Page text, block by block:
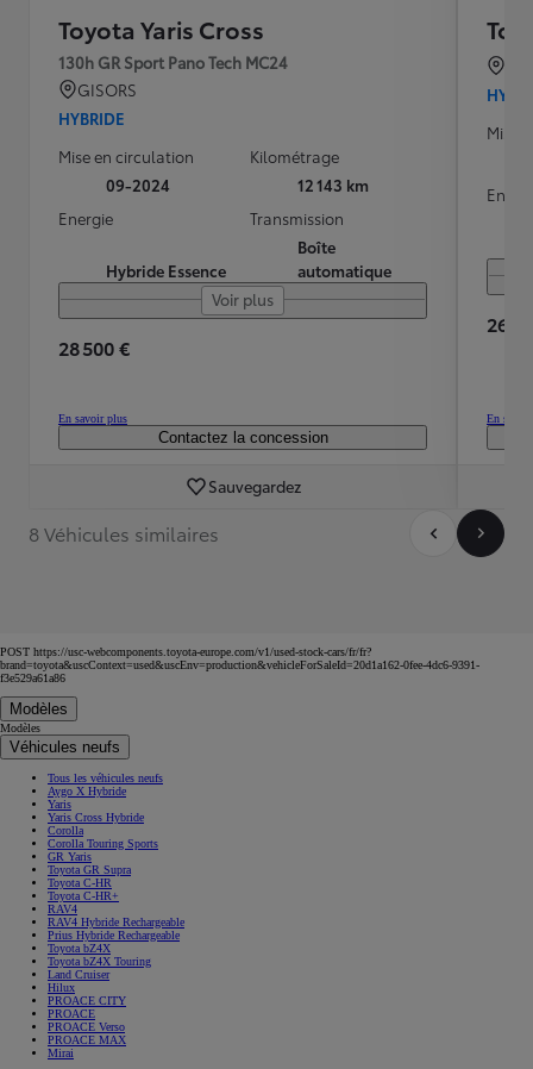
Toyota Yaris Cross
130h GR Sport Pano Tech MC24
GISORS
HYBRIDE
Mise en circulation
09-2024
Kilométrage
12 143 km
Energie
Hybride Essence
Transmission
Boîte
automatique
Voir plus
28 500 €
En savoir plus
Contactez la concession
Sauvegardez
Mise
26
En
8 Véhicules similaires
POST https://usc-webcomponents.toyota-europe.com/v1/used-stock-cars/fr/fr?
brand=toyota&uscContext=used&uscEnv=production&vehicleForSaleId=20d1a162-0fee-4dc6-9391-
f3e529a61a86
Modèles
Modèles
Véhicules neufs
Tous les véhicules neufs
Aygo X Hybride
Yaris
Yaris Cross Hybride
Corolla
Corolla Touring Sports
GR Yaris
Toyota GR Supra
Toyota C-HR
Toyota C-HR+
RAV4
RAV4 Hybride Rechargeable
Prius Hybride Rechargeable
Toyota bZ4X
Toyota bZ4X Touring
Land Cruiser
Hilux
PROACE CITY
PROACE
PROACE Verso
PROACE MAX
Mirai